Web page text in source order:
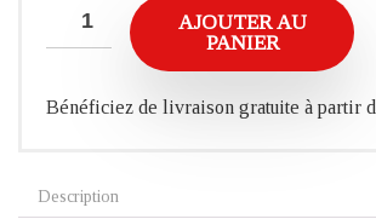
AJOUTER AU
PANIER
Bénéficiez de livraison gratuite à partir
Description